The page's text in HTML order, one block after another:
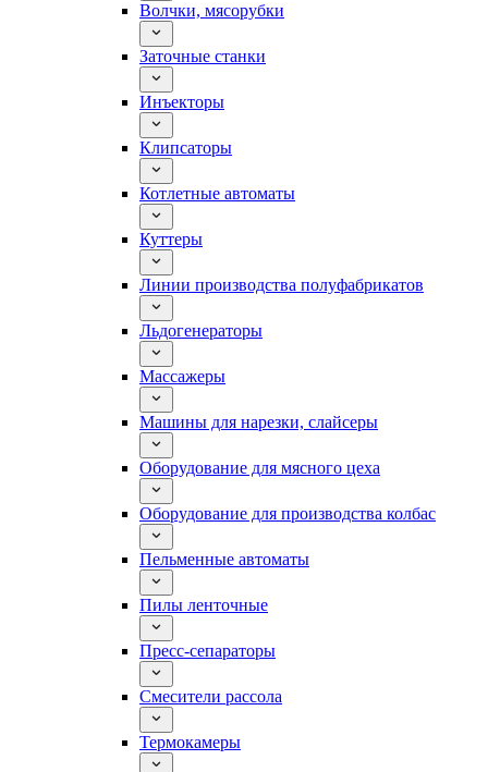
Волчки, мясорубки
Заточные станки
Инъекторы
Клипсаторы
Котлетные автоматы
Куттеры
Линии производства полуфабрикатов
Льдогенераторы
Массажеры
Машины для нарезки, слайсеры
Оборудование для мясного цеха
Оборудование для производства колбас
Пельменные автоматы
Пилы ленточные
Пресс-сепараторы
Смесители рассола
Термокамеры